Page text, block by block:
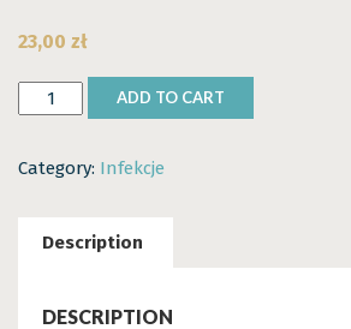
23,00 zł
Kiła
(Treponema
przeciwciała
quantity
ADD TO CART
Category: Infekcje
Description
DESCRIPTION